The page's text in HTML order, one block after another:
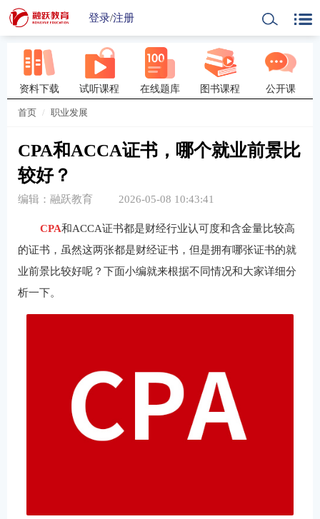
登录/注册
资料下载 试听课程 在线题库 图书课程 公开课
首页 职业发展
CPA和ACCA证书，哪个就业前景比
较好？
编辑：融跃教育 2026-05-08 10:43:41
CPA和ACCA证书都是财经行业认可度和含金量比较高
的证书，虽然这两张都是财经证书，但是拥有哪张证书的就
业前景比较好呢？下面小编就来根据不同情况和大家详细分
析一下。